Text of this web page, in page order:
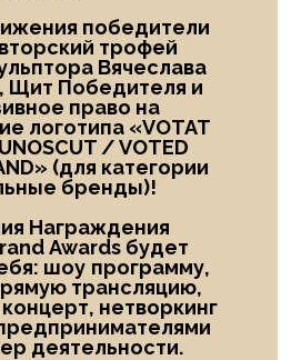
победители
трофей
Вячеслава
Щит Победителя и
право на
логотипа «VOTAT
/VOTED
» (для категории
бренды)!
Награждения
Awards будет
шоу программу,
трансляцию,
нетворкинг
деятельности.